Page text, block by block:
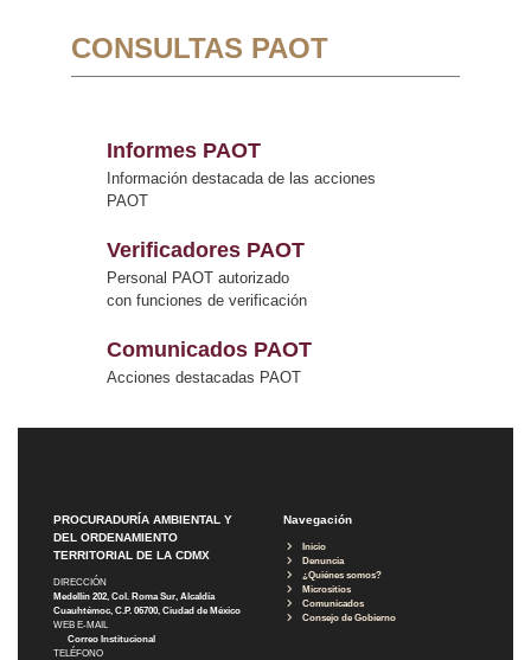
CONSULTAS PAOT
Informes PAOT
Información destacada de las acciones
PAOT
Verificadores PAOT
Personal PAOT autorizado
con funciones de verificación
Comunicados PAOT
Acciones destacadas PAOT
PROCURADURÍA AMBIENTAL Y
DEL ORDENAMIENTO
TERRITORIAL DE LA CDMX
DIRECCIÓN
Medellín 202, Col. Roma Sur, Alcaldía
Cuauhtémoc, C.P. 06700, Ciudad de México
WEB E-MAIL
Correo Institucional
TELÉFONO
Navegación
Inicio
Denuncia
¿Quiénes somos?
Micrositios
Comunicados
Consejo de Gobierno